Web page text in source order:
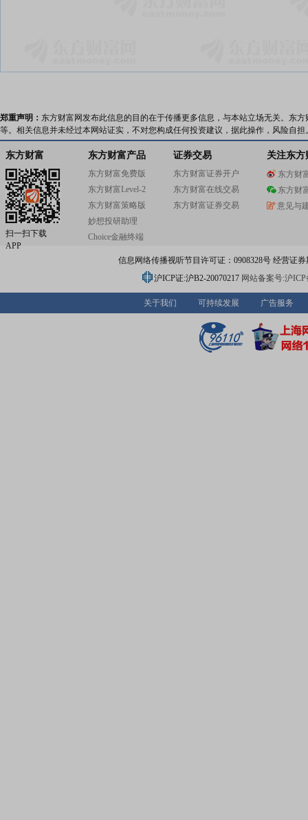
郑重声明： 东方财富网发布此信息的目的在于传播更多信息，与本站立场无关。东
等。相关信息并未经过本网站证实，不对您构成任何投资建议，据此操作，风险自担